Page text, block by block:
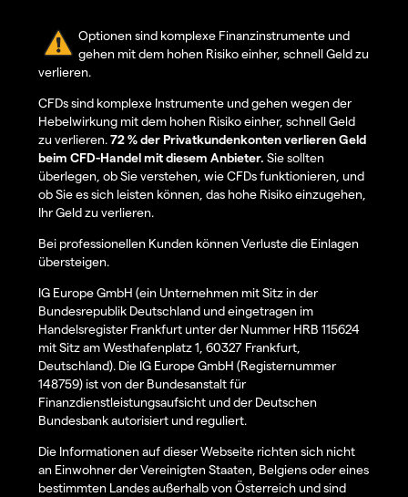
Optionen sind komplexe Finanzinstrumente und
gehen mit dem hohen Risiko einher, schnell Geld zu
verlieren.
CFDs sind komplexe Instrumente und gehen wegen der
Hebelwirkung mit dem hohen Risiko einher, schnell Geld
zu verlieren.72 % der Privatkundenkonten verlieren Geld
beim CFD-Handel mit diesem Anbieter. Sie sollten
überlegen, ob Sie verstehen, wie CFDs funktionieren, und
ob Sie es sich leisten können, das hohe Risiko einzugehen,
Ihr Geld zu verlieren.
Bei professionellen Kunden können Verluste die Einlagen
übersteigen.
IG Europe GmbH (ein Unternehmen mit Sitz in der
Bundesrepublik Deutschland und eingetragen im
Handelsregister Frankfurt unter der Nummer HRB 115624
mit Sitz am Westhafenplatz 1, 60327 Frankfurt,
Deutschland). Die IG Europe GmbH (Registernummer
148759) ist von der Bundesanstalt für
Finanzdienstleistungsaufsicht und der Deutschen
Bundesbank autorisiert und reguliert.
Die Informationen auf dieser Webseite richten sich nicht
an Einwohner der Vereinigten Staaten, Belgiens oder eines
bestimmten Landes außerhalb von Österreich und sind